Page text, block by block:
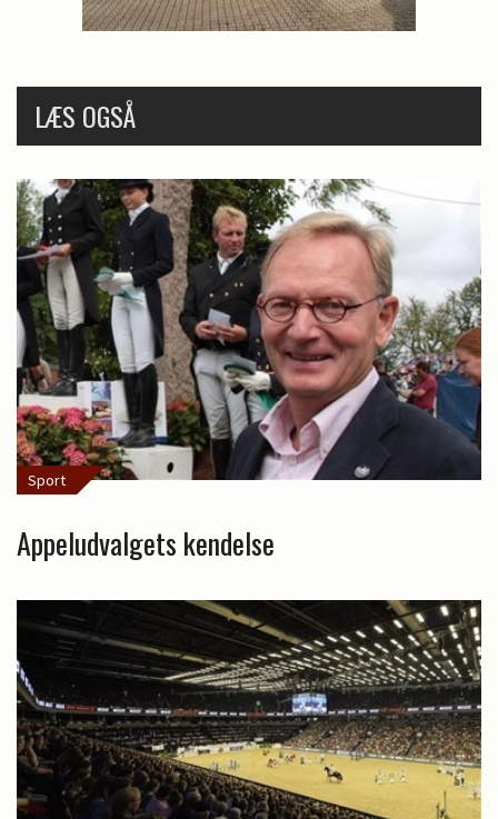
LÆS OGSÅ
Sport
Appeludvalgets kendelse